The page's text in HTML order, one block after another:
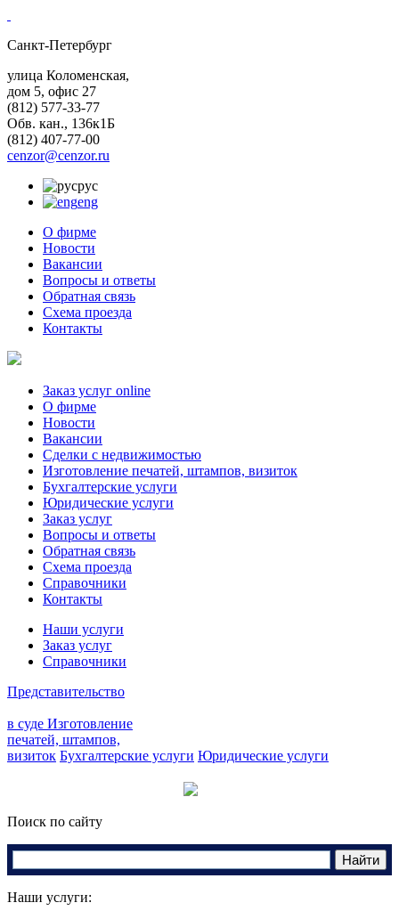
Санкт-Петербург
улица Коломенская,
дом 5, офис 27
(812) 577-33-77
Обв. кан., 136к1Б
(812) 407-77-00
cenzor@cenzor.ru
рус
eng
О фирме
Новости
Вакансии
Вопросы и ответы
Обратная связь
Схема проезда
Контакты
Заказ услуг online
О фирме
Новости
Вакансии
Сделки с недвижимостью
Изготовление печатей, штампов, визиток
Бухгалтерские услуги
Юридические услуги
Заказ услуг
Вопросы и ответы
Обратная связь
Схема проезда
Справочники
Контакты
Наши услуги
Заказ услуг
Справочники
Представительство
в суде Изготовление
печатей, штампов,
визиток Бухгалтерские услуги Юридические услуги
Поиск по сайту
Наши услуги: